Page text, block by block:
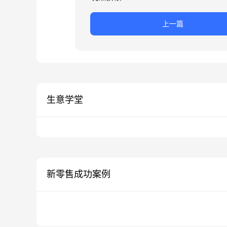
上一篇
生意学堂
新零售成功案例